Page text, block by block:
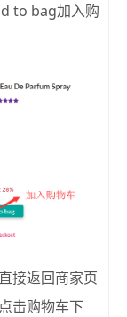
to bag加入购
接返回商家页
击购物车下